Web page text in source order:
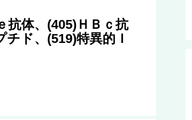
抗体、(405)ＨＢｃ抗
ド、(519)特異的Ｉ